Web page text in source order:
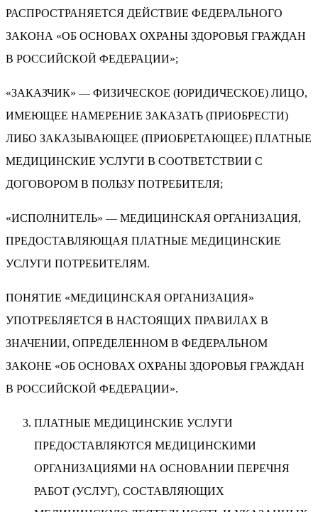
РАСПРОСТРАНЯЕТСЯ ДЕЙСТВИЕ ФЕДЕРАЛЬНОГО
ЗАКОНА «ОБ ОСНОВАХ ОХРАНЫ ЗДОРОВЬЯ ГРАЖДАН
В РОССИЙСКОЙ ФЕДЕРАЦИИ»;
«ЗАКАЗЧИК» — ФИЗИЧЕСКОЕ (ЮРИДИЧЕСКОЕ) ЛИЦО,
ИМЕЮЩЕЕ НАМЕРЕНИЕ ЗАКАЗАТЬ (ПРИОБРЕСТИ)
ЛИБО ЗАКАЗЫВАЮЩЕЕ (ПРИОБРЕТАЮЩЕЕ) ПЛАТНЫЕ
МЕДИЦИНСКИЕ УСЛУГИ В СООТВЕТСТВИИ С
ДОГОВОРОМ В ПОЛЬЗУ ПОТРЕБИТЕЛЯ;
«ИСПОЛНИТЕЛЬ» — МЕДИЦИНСКАЯ ОРГАНИЗАЦИЯ,
ПРЕДОСТАВЛЯЮЩАЯ ПЛАТНЫЕ МЕДИЦИНСКИЕ
УСЛУГИ ПОТРЕБИТЕЛЯМ.
ПОНЯТИЕ «МЕДИЦИНСКАЯ ОРГАНИЗАЦИЯ»
УПОТРЕБЛЯЕТСЯ В НАСТОЯЩИХ ПРАВИЛАХ В
ЗНАЧЕНИИ, ОПРЕДЕЛЕННОМ В ФЕДЕРАЛЬНОМ
ЗАКОНЕ «ОБ ОСНОВАХ ОХРАНЫ ЗДОРОВЬЯ ГРАЖДАН
В РОССИЙСКОЙ ФЕДЕРАЦИИ».
ПЛАТНЫЕ МЕДИЦИНСКИЕ УСЛУГИ
ПРЕДОСТАВЛЯЮТСЯ МЕДИЦИНСКИМИ
ОРГАНИЗАЦИЯМИ НА ОСНОВАНИИ ПЕРЕЧНЯ
РАБОТ (УСЛУГ), СОСТАВЛЯЮЩИХ